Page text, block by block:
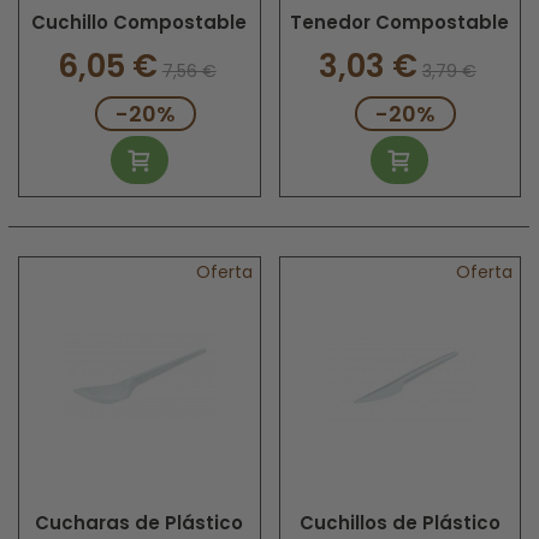
Cuchillo Compostable
6,05 € 7,56 €
-20%
Tenedor Compostable
3,03 € 3,79 €
-20%
Oferta
Cucharas de Plástico
Oferta
Cuchillos de Plástico